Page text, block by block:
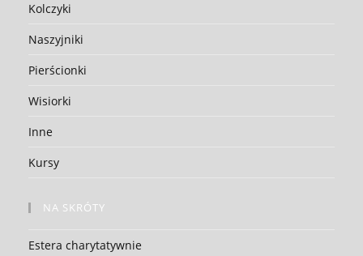
Kolczyki
Naszyjniki
Pierścionki
Wisiorki
Inne
Kursy
NA SKRÓTY
Estera charytatywnie